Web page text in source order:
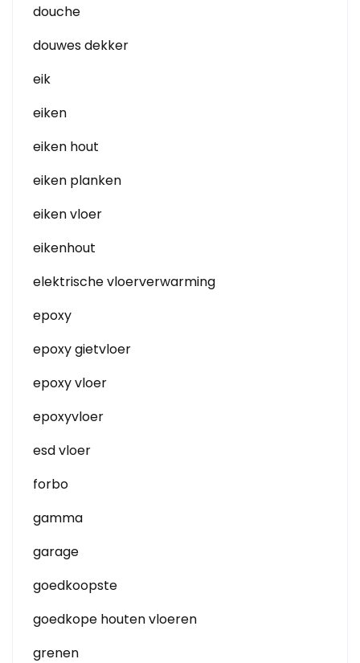
douche
douwes dekker
eik
eiken
eiken hout
eiken planken
eiken vloer
eikenhout
elektrische vloerverwarming
epoxy
epoxy gietvloer
epoxy vloer
epoxyvloer
esd vloer
forbo
gamma
garage
goedkoopste
goedkope houten vloeren
grenen